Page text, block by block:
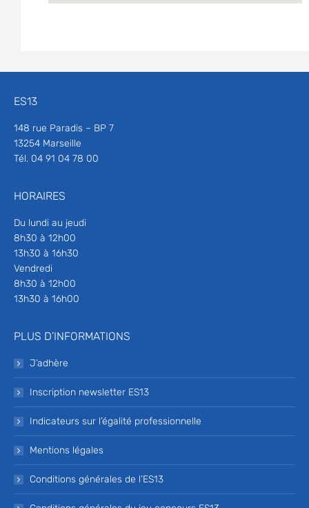
ES13
148 rue Paradis – BP 7
13254 Marseille
Tél. 04 91 04 78 00
HORAIRES
Du lundi au jeudi
8h30 à 12h00
13h30 à 16h30
Vendredi
8h30 à 12h00
13h30 à 16h00
PLUS D’INFORMATIONS
J’adhère
Inscription newsletter ES13
Indicateurs sur l’égalité professionnelle
Mentions légales
Conditions générales de l’ES13